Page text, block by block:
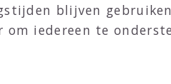
blijven
iedereen te